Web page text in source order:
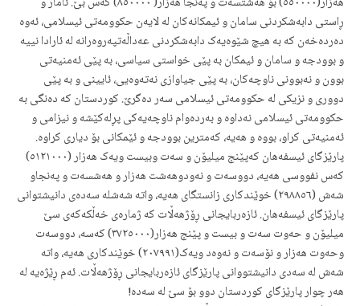
ڕاستی دابەشکردنی سامان و ئیمکانەکان لە لایەن حکوومەتی ئیسلامی، ئەوە
دەردەخەن کە بە هیچ شێوەیەک دابەشکردنی عەداڵەتپەروەرانە لە ئارادا نییە
و بوودجە و سامان و ئیمکان بە پێی خواستی سیاسی، بە پێی ئەمنیەتی
بوون و نەبوونی ناوچەکان، بە پێی جیاوازی نەتەوەیی، ئایینی و بە پێی
دووری و نزیکی لە حکوومەتی ئیسلامی سەر دەگرێ. کوردستان کە دەنگی بە
حکوومەتی ئیسلامی نەداوە و بەردەوام ناوچەیەکی پڕلەکێشە و نیزامی و
ئەمنیەتی کراو، بووە و هەیە، کەمترین بوودجە و ئێمکانی بۆ دیاری کراوە.
پارێزگای ئیسفەهان کەپێنج میلیۆن و سەت وبیست ویەک هەزار (٥١٢١٠٠٠)
کەس نفووسی هەیە، دووسەت و نەودوهەشت هەزار و هەشسەت و پەنجاو
شەش (٢٩٨٨٥٦) خوێندکاری زانستگای هەیە، واتە
شەشلە سەدەی دانیشتوانی
پارێزگای ئیسفەهان. ئازەربایجانی ڕۆژهەڵات کە ژمارەی خەڵکەکەی سێ
میلیۆن و حەوت سەت و بیست و پێنج هەزار(٣٧٢٥٠٠٠) کەسە، دووسەت
وحەوت هەزار و نۆسەت و نەوەد ویەک(٢٠٧٩٩١) خوێندکاری هەیە، واتە
شەشلە سەدی دانیشتووانی پارێزگای ئازەربایجانی ڕۆژهەڵات. ئەم ڕێژەیە لە
هەر چوار پارێزگای کوردستاندوو بۆ سێلە سەدە!